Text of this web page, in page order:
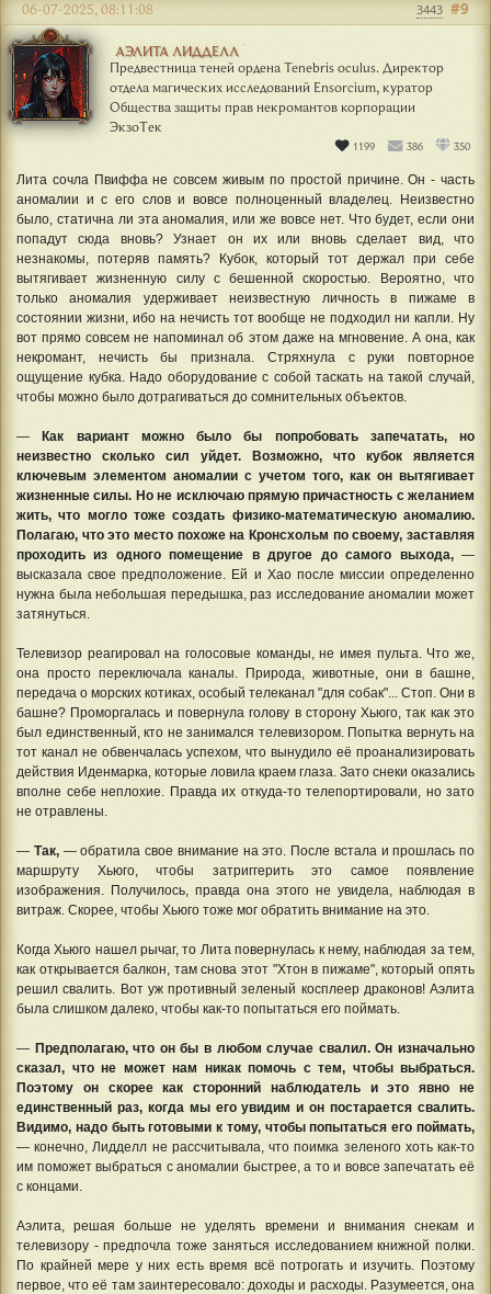
АЭЛИТА ЛИДДЕЛЛ
Предвестница теней ордена Tenebris oculus. Директор
отдела магических исследований Ensorcium, куратор
Общества защиты прав некромантов корпорации
ЭкзоТек
1199 386 350
#9
06-07-2025, 08:11:08 3443
Лита сочла Пвиффа не совсем живым по простой причине. Он - часть
аномалии и с его слов и вовсе полноценный владелец. Неизвестно
было, статична ли эта аномалия, или же вовсе нет. Что будет, если они
попадут сюда вновь? Узнает он их или вновь сделает вид, что
незнакомы, потеряв память? Кубок, который тот держал при себе
вытягивает жизненную силу с бешенной скоростью. Вероятно, что
только аномалия удерживает неизвестную личность в пижаме в
состоянии жизни, ибо на нечисть тот вообще не подходил ни капли. Ну
вот прямо совсем не напоминал об этом даже на мгновение. А она, как
некромант, нечисть бы признала. Стряхнула с руки повторное
ощущение кубка. Надо оборудование с собой таскать на такой случай,
чтобы можно было дотрагиваться до сомнительных объектов.
— Как вариант можно было бы попробовать запечатать, но
неизвестно сколько сил уйдет. Возможно, что кубок является
ключевым элементом аномалии с учетом того, как он вытягивает
жизненные силы. Но не исключаю прямую причастность с желанием
жить, что могло тоже создать физико-математическую аномалию.
Полагаю, что это место похоже на Кронсхольм по своему, заставляя
проходить из одного помещение в другое до самого выхода, —
высказала свое предположение. Ей и Хао после миссии определенно
нужна была небольшая передышка, раз исследование аномалии может
затянуться.
Телевизор реагировал на голосовые команды, не имея пульта. Что же,
она просто переключала каналы. Природа, животные, они в башне,
передача о морских котиках, особый телеканал "для собак"... Стоп. Они в
башне? Проморгалась и повернула голову в сторону Хьюго, так как это
был единственный, кто не занимался телевизором. Попытка вернуть на
тот канал не обвенчалась успехом, что вынудило её проанализировать
действия Иденмарка, которые ловила краем глаза. Зато снеки оказались
вполне себе неплохие. Правда их откуда-то телепортировали, но зато
не отравлены.
— Так, — обратила свое внимание на это. После встала и прошлась по
маршруту Хьюго, чтобы затриггерить это самое появление
изображения. Получилось, правда она этого не увидела, наблюдая в
витраж. Скорее, чтобы Хьюго тоже мог обратить внимание на это.
Когда Хьюго нашел рычаг, то Лита повернулась к нему, наблюдая за тем,
как открывается балкон, там снова этот "Хтон в пижаме", который опять
решил свалить. Вот уж противный зеленый косплеер драконов! Аэлита
была слишком далеко, чтобы как-то попытаться его поймать.
— Предполагаю, что он бы в любом случае свалил. Он изначально
сказал, что не может нам никак помочь с тем, чтобы выбраться.
Поэтому он скорее как сторонний наблюдатель и это явно не
единственный раз, когда мы его увидим и он постарается свалить.
Видимо, надо быть готовыми к тому, чтобы попытаться его поймать,
— конечно, Лидделл не рассчитывала, что поимка зеленого хоть как-то
им поможет выбраться с аномалии быстрее, а то и вовсе запечатать её
с концами.
Аэлита, решая больше не уделять времени и внимания снекам и
телевизору - предпочла тоже заняться исследованием книжной полки.
По крайней мере у них есть время всё потрогать и изучить. Поэтому
первое, что её там заинтересовало: доходы и расходы. Разумеется, она